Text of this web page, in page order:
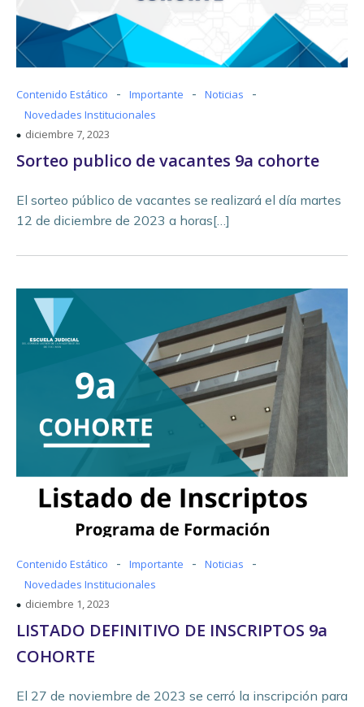
Contenido Estático - Importante - Noticias -
Novedades Institucionales
diciembre 7, 2023
Sorteo publico de vacantes 9a cohorte
El sorteo público de vacantes se realizará el día martes
12 de diciembre de 2023 a horas[…]
Contenido Estático - Importante - Noticias -
Novedades Institucionales
diciembre 1, 2023
LISTADO DEFINITIVO DE INSCRIPTOS 9a
COHORTE
El 27 de noviembre de 2023 se cerró la inscripción para